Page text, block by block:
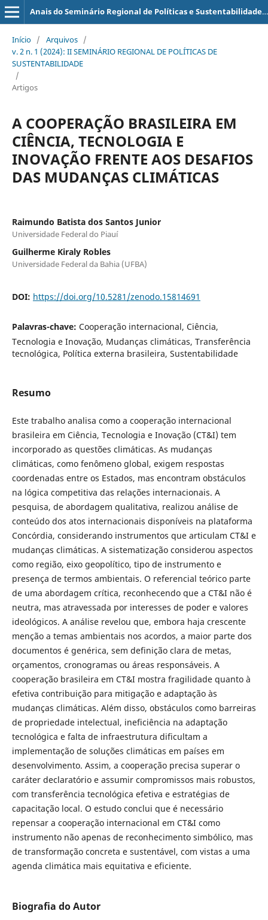
Anais do Seminário Regional de Políticas e Sustentabilidade (SERPS)
Início / Arquivos /
v. 2 n. 1 (2024): II SEMINÁRIO REGIONAL DE POLÍTICAS DE
SUSTENTABILIDADE
/
Artigos
A COOPERAÇÃO BRASILEIRA EM
CIÊNCIA, TECNOLOGIA E
INOVAÇÃO FRENTE AOS DESAFIOS
DAS MUDANÇAS CLIMÁTICAS
Raimundo Batista dos Santos Junior
Universidade Federal do Piauí
Guilherme Kiraly Robles
Universidade Federal da Bahia (UFBA)
DOI: https://doi.org/10.5281/zenodo.15814691
Palavras-chave: Cooperação internacional, Ciência,
Tecnologia e Inovação, Mudanças climáticas, Transferência
tecnológica, Política externa brasileira, Sustentabilidade
Resumo
Este trabalho analisa como a cooperação internacional
brasileira em Ciência, Tecnologia e Inovação (CT&I) tem
incorporado as questões climáticas. As mudanças
climáticas, como fenômeno global, exigem respostas
coordenadas entre os Estados, mas encontram obstáculos
na lógica competitiva das relações internacionais. A
pesquisa, de abordagem qualitativa, realizou análise de
conteúdo dos atos internacionais disponíveis na plataforma
Concórdia, considerando instrumentos que articulam CT&I e
mudanças climáticas. A sistematização considerou aspectos
como região, eixo geopolítico, tipo de instrumento e
presença de termos ambientais. O referencial teórico parte
de uma abordagem crítica, reconhecendo que a CT&I não é
neutra, mas atravessada por interesses de poder e valores
ideológicos. A análise revelou que, embora haja crescente
menção a temas ambientais nos acordos, a maior parte dos
documentos é genérica, sem definição clara de metas,
orçamentos, cronogramas ou áreas responsáveis. A
cooperação brasileira em CT&I mostra fragilidade quanto à
efetiva contribuição para mitigação e adaptação às
mudanças climáticas. Além disso, obstáculos como barreiras
de propriedade intelectual, ineficiência na adaptação
tecnológica e falta de infraestrutura dificultam a
implementação de soluções climáticas em países em
desenvolvimento. Assim, a cooperação precisa superar o
caráter declaratório e assumir compromissos mais robustos,
com transferência tecnológica efetiva e estratégias de
capacitação local. O estudo conclui que é necessário
repensar a cooperação internacional em CT&I como
instrumento não apenas de reconhecimento simbólico, mas
de transformação concreta e sustentável, com vistas a uma
agenda climática mais equitativa e eficiente.
Biografia do Autor